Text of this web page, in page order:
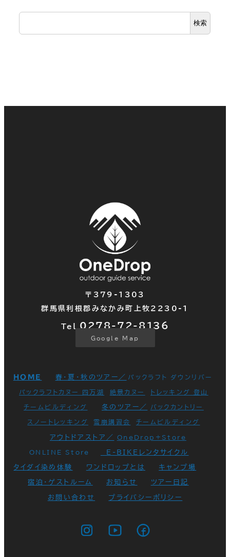
カ
検索
〒379-1303
群馬県利根郡みなかみ町上牧2230-1
Tel.0278-72- 8136
Google Map
HOME 春・夏・秋のツアー／ パックラフト ダウンリバー
パックラフトカヌー 四万湖 絶景カヌー トレッキング 登山
チームビルディング 冬のツアー／ バックカントリー
スノートレッキング 雪崩講習会 チームビルディング
アウトドアストア／ OneDrop+Store
ONLINE Store E-BIKEレンタサイクル
タイダイ染め体験 ワンドロップとは キャンプ場
宿泊・ゲストルーム お知らせ ツアー日記
お問い合わせ プライバシーポリシー